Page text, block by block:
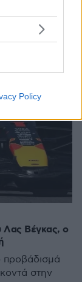
Policy
Λας Βέγκας, ο
στην